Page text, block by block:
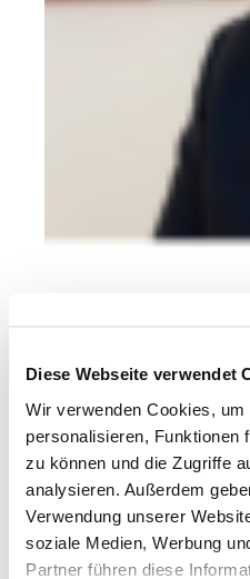
Diese Webseite verwendet
Wir verwenden Cookies,
personalisieren, Funktionen
zu können und die Zugriffe
analysieren. Außerdem
Verwendung unserer
soziale Medien, Werbung
Partner führen diese